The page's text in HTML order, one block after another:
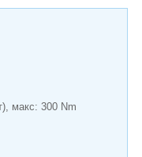
макс: 300 Nm